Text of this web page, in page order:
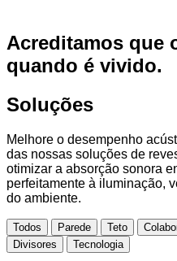
Acreditamos que
quando é vivido.
Soluções
Melhore o desempenho
das nossas soluções de
otimizar a absorção sonora
perfeitamente à iluminação,
do ambiente.
Todos Parede Teto
Divisores
Tecnologia